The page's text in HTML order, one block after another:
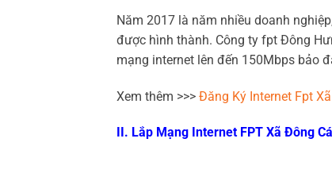
Năm 2017 là năm nhiều doanh
được hình thành. Công ty fpt Đông
mạng internet lên đến 150Mbps bảo
Xem thêm >>> Đăng Ký Internet Fpt
II. Lắp Mạng Internet FPT Xã Đông